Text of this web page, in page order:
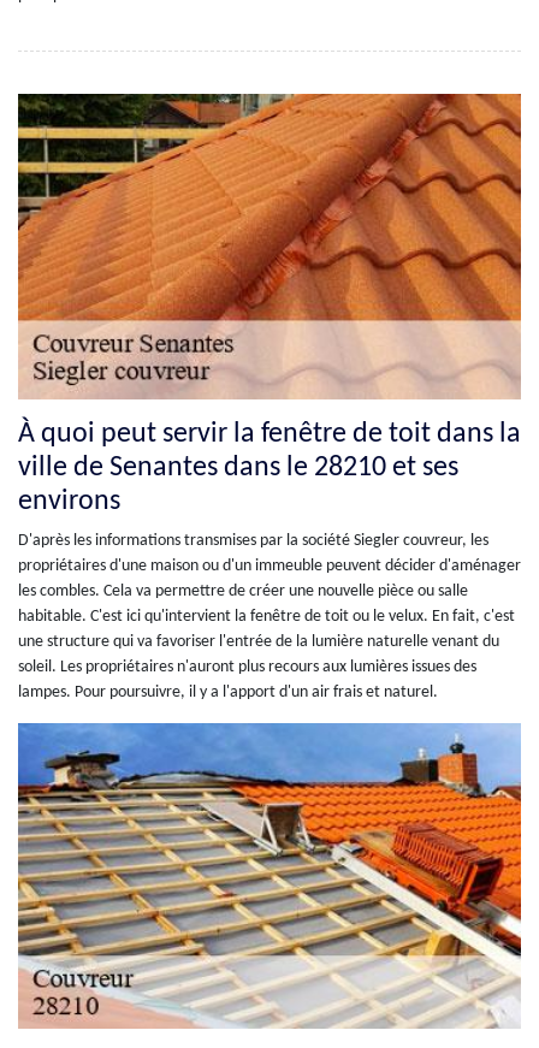
À quoi peut servir la fenêtre de toit dans la
ville de Senantes dans le 28210 et ses
environs
D'après les informations transmises par la société Siegler couvreur, les
propriétaires d'une maison ou d'un immeuble peuvent décider d'aménager
les combles. Cela va permettre de créer une nouvelle pièce ou salle
habitable. C'est ici qu'intervient la fenêtre de toit ou le velux. En fait, c'est
une structure qui va favoriser l'entrée de la lumière naturelle venant du
soleil. Les propriétaires n'auront plus recours aux lumières issues des
lampes. Pour poursuivre, il y a l'apport d'un air frais et naturel.